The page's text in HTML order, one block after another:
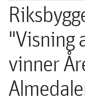
"Visning
vinner